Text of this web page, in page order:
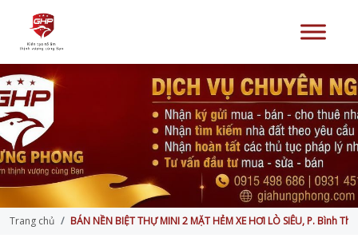
Trang chủ BÁN NỀN BIỆT THỰ MINI 2 MẶT HẺM XE HƠI LÒ SIÊU, P. Bình